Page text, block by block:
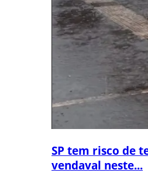
SP tem risco de
vendaval neste...